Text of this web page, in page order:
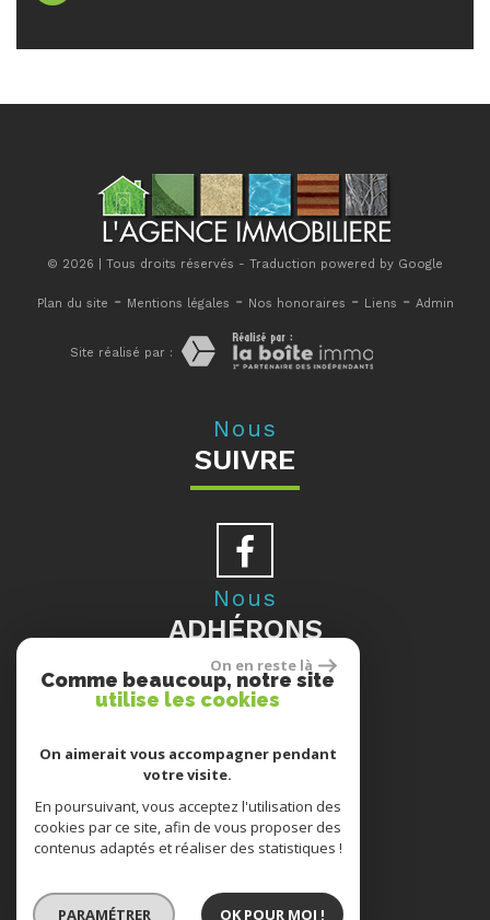
© 2026 | Tous droits réservés - Traduction powered by Google
Plan du site - Mentions légales - Nos honoraires - Liens - Admin
Site réalisé par :
Nous
SUIVRE
Nous
ADHÉRONS
Se
CONNECTER
On en reste là
Comme beaucoup, notre site
utilise les cookies
On aimerait vous accompagner pendant
votre visite.
En poursuivant, vous acceptez l'utilisation des
cookies par ce site, afin de vous proposer des
contenus adaptés et réaliser des statistiques !
PARAMÉTRER OK POUR MOI !